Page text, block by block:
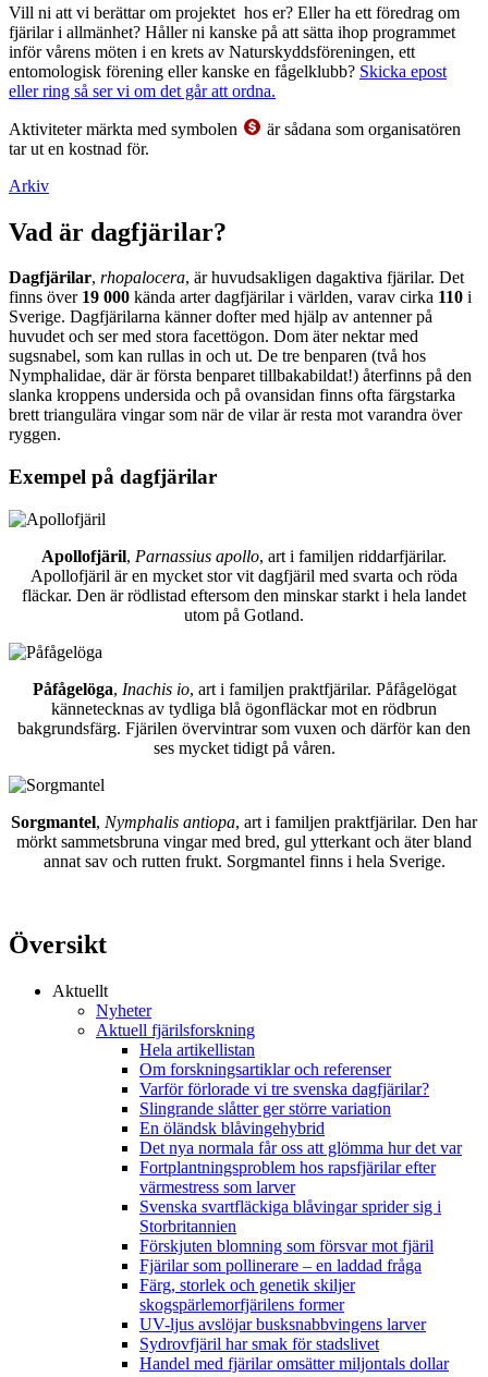
Vill ni att vi berättar om projektet hos er? Eller ha ett föredrag om
fjärilar i allmänhet? Håller ni kanske på att sätta ihop programmet
inför vårens möten i en krets av Naturskyddsföreningen, ett
entomologisk förening eller kanske en fågelklubb? Skicka epost
eller ring så ser vi om det går att ordna.
Aktiviteter märkta med symbolen
är sådana som organisatören
tar ut en kostnad för.
Arkiv
Vad är dagfjärilar?
Dagfjärilar, rhopalocera, är huvudsakligen dagaktiva fjärilar. Det
finns över 19 000 kända arter dagfjärilar i världen, varav cirka 110 i
Sverige. Dagfjärilarna känner dofter med hjälp av antenner på
huvudet och ser med stora facettögon. Dom äter nektar med
sugsnabel, som kan rullas in och ut. De tre benparen (två hos
Nymphalidae, där är första benparet tillbakabildat!) återfinns på den
slanka kroppens undersida och på ovansidan finns ofta färgstarka
brett triangulära vingar som när de vilar är resta mot varandra över
ryggen.
Exempel på dagfjärilar
Apollofjäril, Parnassius apollo, art i familjen riddarfjärilar.
Apollofjäril är en mycket stor vit dagfjäril med svarta och röda
fläckar. Den är rödlistad eftersom den minskar starkt i hela landet
utom på Gotland.
Påfågelöga, Inachis io, art i familjen praktfjärilar. Påfågelögat
kännetecknas av tydliga blå ögonfläckar mot en rödbrun
bakgrundsfärg. Fjärilen övervintrar som vuxen och därför kan den
ses mycket tidigt på våren.
Sorgmantel, Nymphalis antiopa, art i familjen praktfjärilar. Den har
mörkt sammetsbruna vingar med bred, gul ytterkant och äter bland
annat sav och rutten frukt. Sorgmantel finns i hela Sverige.
Översikt
Aktuellt
Nyheter
Aktuell fjärilsforskning
Hela artikellistan
Om forskningsartiklar och referenser
Varför förlorade vi tre svenska dagfjärilar?
Slingrande slåtter ger större variation
En öländsk blåvingehybrid
Det nya normala får oss att glömma hur det var
Fortplantningsproblem hos rapsfjärilar efter
värmestress som larver
Svenska svartfläckiga blåvingar sprider sig i
Storbritannien
Förskjuten blomning som försvar mot fjäril
Fjärilar som pollinerare – en laddad fråga
Färg, storlek och genetik skiljer
skogspärlemorfjärilens former
UV-ljus avslöjar busksnabbvingens larver
Sydrovfjäril har smak för stadslivet
Handel med fjärilar omsätter miljontals dollar